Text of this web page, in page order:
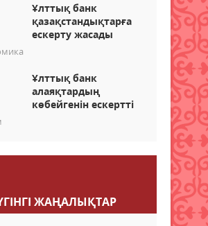
Ұлттық банк
қазақстандықтарға
ескерту жасады
Ұлттық банк
алаяқтардың
көбейгенін ескертті
ЖАҢАЛЫҚТАР